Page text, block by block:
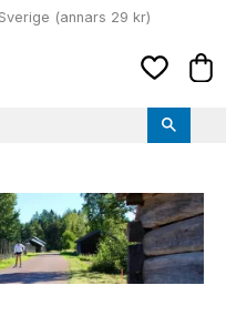
(annars 29 kr)
ons) och vi skickar lagervaror